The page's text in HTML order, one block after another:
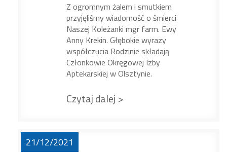
Z ogromnym żalem i smutkiem
przyjęliśmy wiadomość o śmierci
Naszej Koleżanki mgr farm. Ewy
Anny Krekin. Głębokie wyrazy
współczucia Rodzinie składają
Członkowie Okręgowej Izby
Aptekarskiej w Olsztynie.
Czytaj dalej >
21/12/2021